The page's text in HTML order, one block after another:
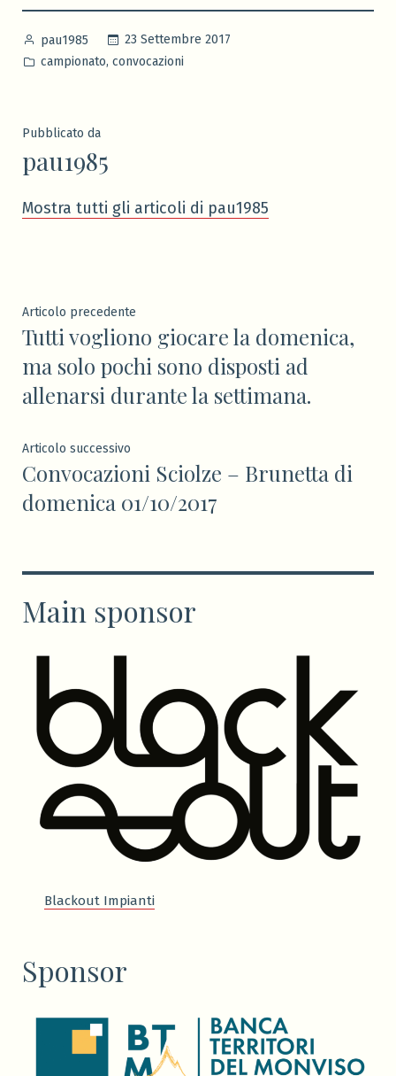
Pubblicato
da
pau1985
23 Settembre 2017
Pubblicato
campionato, convocazioni
Pubblicato da
pau1985
Mostra tutti gli articoli di pau1985
Navigazione
articoli
Articolo precedente
precedente:
Tutti vogliono giocare la domenica,
ma solo pochi sono disposti ad
allenarsi durante la settimana.
Articolo successivo
successivo:
Convocazioni Sciolze – Brunetta di
domenica 01/10/2017
Main sponsor
Blackout Impianti
Sponsor